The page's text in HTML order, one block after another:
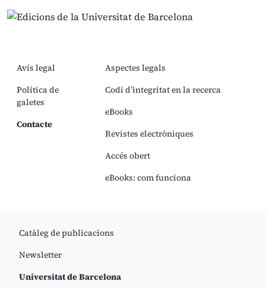
Avís legal
Política de
galetes
Contacte
Aspectes legals
Codi d’integritat en la recerca
eBooks
Revistes electròniques
Accés obert
eBooks: com funciona
Catàleg de publicacions
Newsletter
Universitat de Barcelona